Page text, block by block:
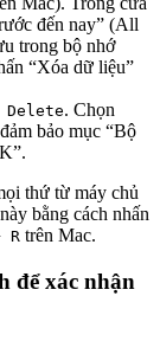
đến nay” (All
trong bộ nhớ
“Xóa dữ liệu”
. Chọn
bảo mục “Bộ
thứ từ máy chủ
bằng cách nhấn
R trên Mac.
để xác nhận